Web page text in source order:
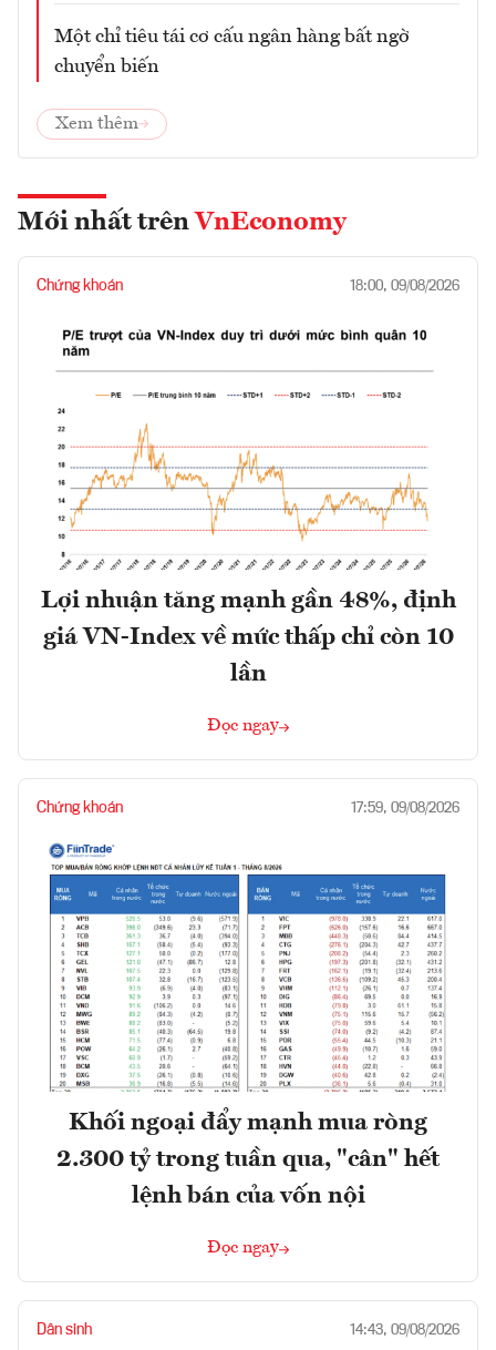
Một chỉ tiêu tái cơ cấu ngân hàng bất ngờ
chuyển biến
Xem thêm
Mới nhất trên VnEconomy
Chứng khoán 18:00, 09/08/2026
Lợi nhuận tăng mạnh gần 48%, định
giá VN-Index về mức thấp chỉ còn 10
lần
Đọc ngay
Chứng khoán 17:59, 09/08/2026
Khối ngoại đẩy mạnh mua ròng
2.300 tỷ trong tuần qua, "cân" hết
lệnh bán của vốn nội
Đọc ngay
Dân sinh 14:43, 09/08/2026